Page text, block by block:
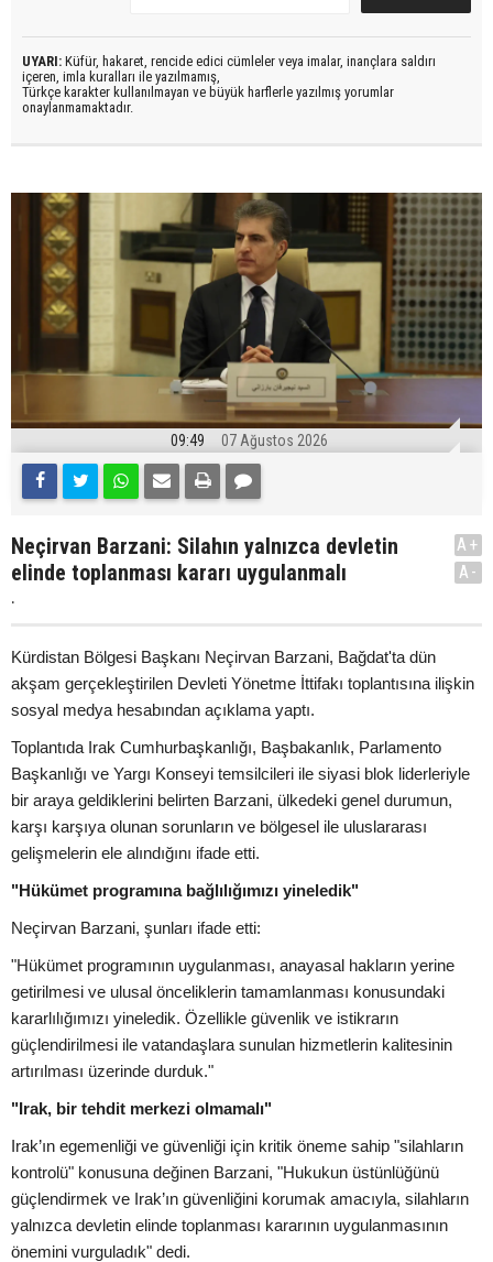
UYARI: Küfür, hakaret, rencide edici cümleler veya imalar, inançlara saldırı
içeren, imla kuralları ile yazılmamış,
Türkçe karakter kullanılmayan ve büyük harflerle yazılmış yorumlar
onaylanmamaktadır.
09:49 07 Ağustos 2026
Neçirvan Barzani: Silahın yalnızca devletin
elinde toplanması kararı uygulanmalı
.
A+
A-
Kürdistan Bölgesi Başkanı Neçirvan Barzani, Bağdat'ta dün
akşam gerçekleştirilen Devleti Yönetme İttifakı toplantısına ilişkin
sosyal medya hesabından açıklama yaptı.
Toplantıda Irak Cumhurbaşkanlığı, Başbakanlık, Parlamento
Başkanlığı ve Yargı Konseyi temsilcileri ile siyasi blok liderleriyle
bir araya geldiklerini belirten Barzani, ülkedeki genel durumun,
karşı karşıya olunan sorunların ve bölgesel ile uluslararası
gelişmelerin ele alındığını ifade etti.
"Hükümet programına bağlılığımızı yineledik"
Neçirvan Barzani, şunları ifade etti:
"Hükümet programının uygulanması, anayasal hakların yerine
getirilmesi ve ulusal önceliklerin tamamlanması konusundaki
kararlılığımızı yineledik. Özellikle güvenlik ve istikrarın
güçlendirilmesi ile vatandaşlara sunulan hizmetlerin kalitesinin
artırılması üzerinde durduk."
"Irak, bir tehdit merkezi olmamalı"
Irak’ın egemenliği ve güvenliği için kritik öneme sahip "silahların
kontrolü" konusuna değinen Barzani, "Hukukun üstünlüğünü
güçlendirmek ve Irak’ın güvenliğini korumak amacıyla, silahların
yalnızca devletin elinde toplanması kararının uygulanmasının
önemini vurguladık" dedi.